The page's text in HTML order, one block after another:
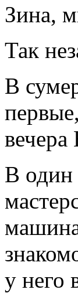
Зина,
Так
В
вечера
В один
у него